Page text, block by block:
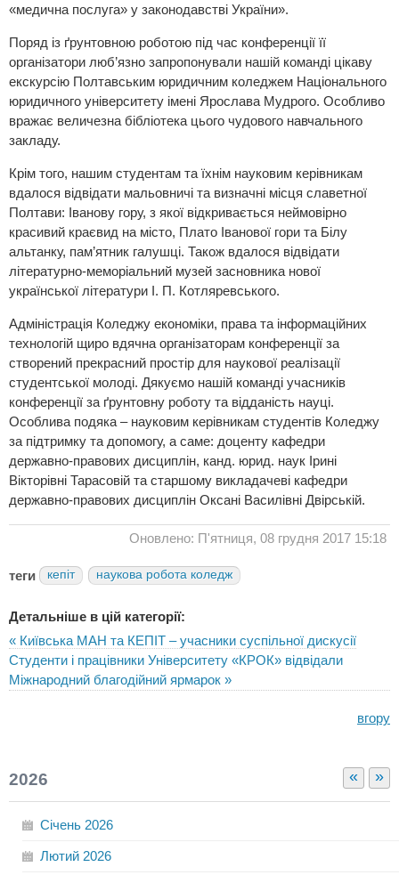
«медична послуга» у законодавстві України».
Поряд із ґрунтовною роботою під час конференції її
організатори люб’язно запропонували нашій команді цікаву
екскурсію Полтавським юридичним коледжем Національного
юридичного університету імені Ярослава Мудрого. Особливо
вражає величезна бібліотека цього чудового навчального
закладу.
Крім того, нашим студентам та їхнім науковим керівникам
вдалося відвідати мальовничі та визначні місця славетної
Полтави: Іванову гору, з якої відкривається неймовірно
красивий краєвид на місто, Плато Іванової гори та Білу
альтанку, пам’ятник галушці. Також вдалося відвідати
літературно-меморіальний музей засновника нової
української літератури І. П. Котляревського.
Адміністрація Коледжу економіки, права та інформаційних
технологій щиро вдячна організаторам конференції за
створений прекрасний простір для наукової реалізації
студентської молоді. Дякуємо нашій команді учасників
конференції за ґрунтовну роботу та відданість науці.
Особлива подяка – науковим керівникам студентів Коледжу
за підтримку та допомогу, а саме: доценту кафедри
державно-правових дисциплін, канд. юрид. наук Ірині
Вікторівні Тарасовій та старшому викладачеві кафедри
державно-правових дисциплін Оксані Василівні Двірській.
Оновлено: П'ятниця, 08 грудня 2017 15:18
теги кепіт наукова робота коледж
Детальніше в цій категорії:
« Київська МАН та КЕПІТ – учасники суспільної дискусії
Студенти і працівники Університету «КРОК» відвідали
Міжнародний благодійний ярмарок »
вгору
« »
2026
Січень 2026
Лютий 2026